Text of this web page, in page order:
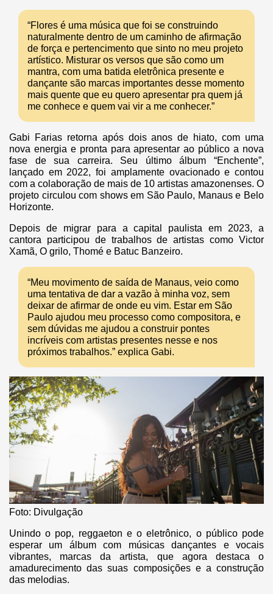
“Flores é uma música que foi se construindo
naturalmente dentro de um caminho de afirmação
de força e pertencimento que sinto no meu projeto
artístico. Misturar os versos que são como um
mantra, com uma batida eletrônica presente e
dançante são marcas importantes desse momento
mais quente que eu quero apresentar pra quem já
me conhece e quem vai vir a me conhecer.”
Gabi Farias retorna após dois anos de hiato, com uma
nova energia e pronta para apresentar ao público a nova
fase de sua carreira. Seu último álbum “Enchente”,
lançado em 2022, foi amplamente ovacionado e contou
com a colaboração de mais de 10 artistas amazonenses. O
projeto circulou com shows em São Paulo, Manaus e Belo
Horizonte.
Depois de migrar para a capital paulista em 2023, a
cantora participou de trabalhos de artistas como Victor
Xamã, O grilo, Thomé e Batuc Banzeiro.
“Meu movimento de saída de Manaus, veio como
uma tentativa de dar a vazão à minha voz, sem
deixar de afirmar de onde eu vim. Estar em São
Paulo ajudou meu processo como compositora, e
sem dúvidas me ajudou a construir pontes
incríveis com artistas presentes nesse e nos
próximos trabalhos.” explica Gabi.
Foto: Divulgação
Unindo o pop, reggaeton e o eletrônico, o público pode
esperar um álbum com músicas dançantes e vocais
vibrantes, marcas da artista, que agora destaca o
amadurecimento das suas composições e a construção
das melodias.